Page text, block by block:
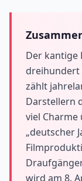
Der kantige
dreihundert
zählt
Darstellern
viel Charme
„deutscher
wird am 8.